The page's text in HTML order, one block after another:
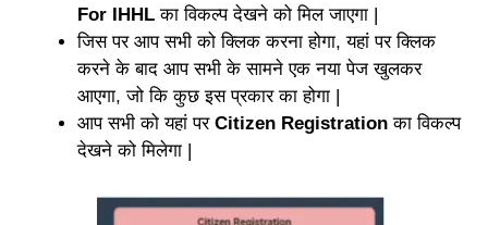
For IHHL का विकल्प देखने को मिल जाएगा |
जिस पर आप सभी को क्लिक करना होगा, यहां पर क्लिक
करने के बाद आप सभी के सामने एक नया पेज खुलकर
आएगा, जो कि कुछ इस प्रकार का होगा |
आप सभी को यहां पर Citizen Registrationका विकल्प
देखने को मिलेगा |